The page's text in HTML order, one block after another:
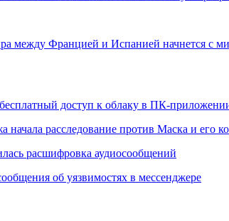
между Францией и Испанией начнется с
доступ к облаку в ПК-
начала расследование против Маска и его
расшифровка аудиосообщений
об уязвимостях в мессенджере